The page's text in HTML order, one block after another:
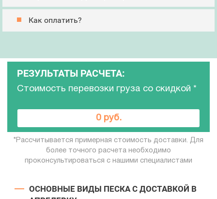
Как оплатить?
РЕЗУЛЬТАТЫ РАСЧЕТА:
Стоимость перевозки груза со скидкой
0 руб.
*
*Рассчитывается примерная стоимость доставки. Для
более точного расчета необходимо
проконсультироваться с нашими специалистами
ОСНОВНЫЕ ВИДЫ ПЕСКА С ДОСТАВКОЙ В